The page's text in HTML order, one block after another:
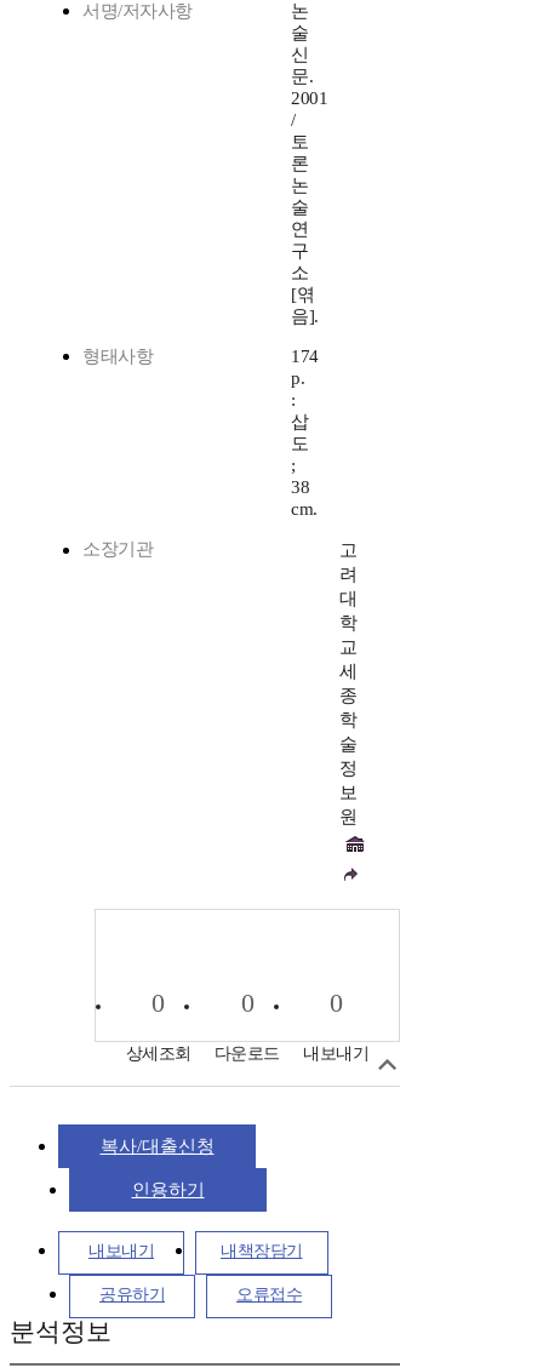
서명/저자사항
논
술
신
문.
2001
/
토
론
논
술
연
구
소
[엮
음].
형태사항
174
p.
:
삽
도
;
38
cm.
소장기관
고
려
대
학
교
세
종
학
술
정
보
원
0
상세조회
0
다운로드
0
내보내기
복사/대출신청
인용하기
내보내기 내책장담기
공유하기 오류접수
분석정보